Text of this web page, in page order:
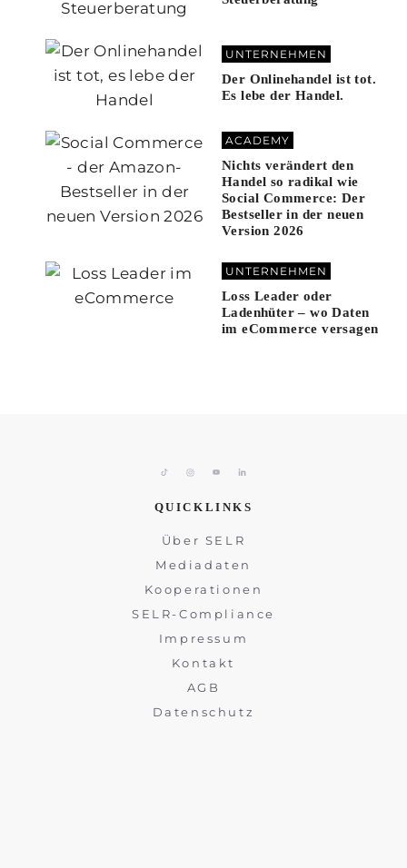
UNTERNEHMEN
Der Onlinehandel ist tot.
Es lebe der Handel.
ACADEMY
Nichts verändert den
Handel so radikal wie
Social Commerce: Der
Bestseller in der neuen
Version 2026
UNTERNEHMEN
Loss Leader oder
Ladenhüter – wo Daten
im eCommerce versagen
QUICKLINKS
Über SELR
Mediadaten
Kooperationen
SELR-Compliance
Impressum
Kontakt
AGB
Datenschutz